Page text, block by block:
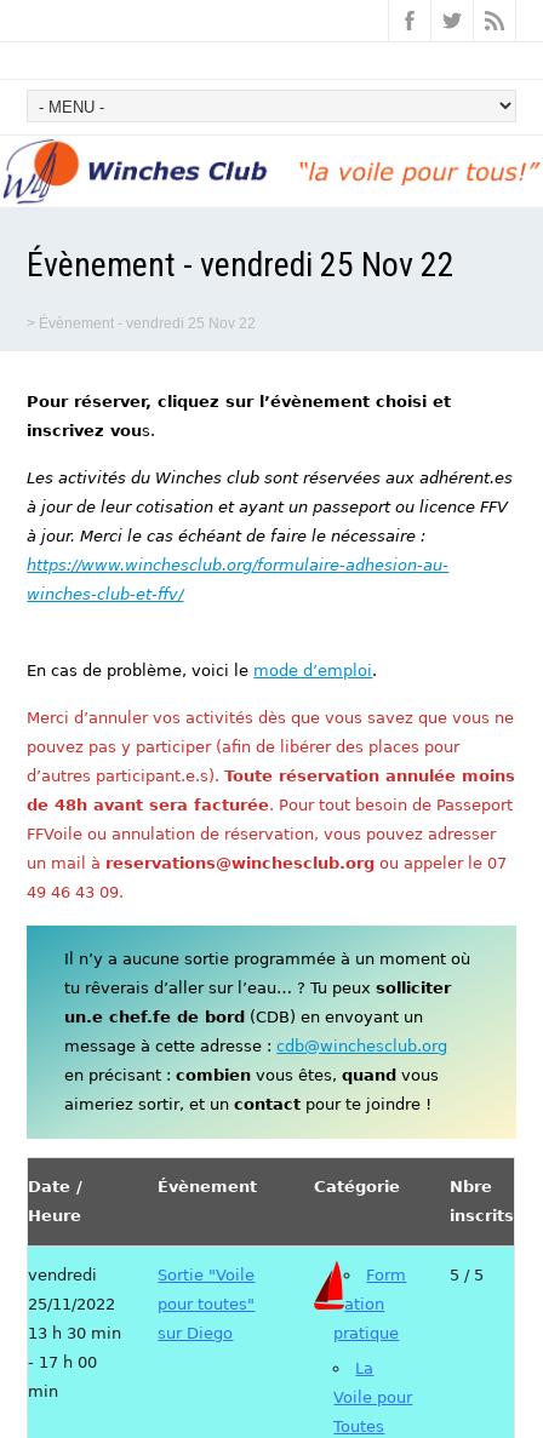
Évènement - vendredi 25 Nov 22
> Évènement - vendredi 25 Nov 22
Pour réserver, cliquez sur l’évènement choisi et
inscrivez vous.
Les activités du Winches club sont réservées aux adhérent.es
à jour de leur cotisation et ayant un passeport ou licence FFV
à jour. Merci le cas échéant de faire le nécessaire :
https://www.winchesclub.org/formulaire-adhesion-au-
winches-club-et-ffv/
En cas de problème, voici le mode d’emploi.
Merci d’annuler vos activités dès que vous savez que vous ne
pouvez pas y participer (afin de libérer des places pour
d’autres participant.e.s).Toute réservation annulée moins
de 48h avant sera facturée. Pour tout besoin de Passeport
FFVoile ou annulation de réservation, vous pouvez adresser
un mail à reservations@winchesclub.org ou appeler le 07
49 46 43 09.
Il n’y a aucune sortie programmée à un moment où
tu rêverais d’aller sur l’eau… ? Tu peuxsolliciter
un.e chef.fe de bord (CDB) en envoyant un
message à cette adresse :cdb@winchesclub.org
en précisant :combien vous êtes,quand vous
aimeriez sortir, et uncontact pour te joindre !
Date /
Heure
Évènement Catégorie
Nbre
inscrits
vendredi
25/11/2022
13 h 30 min
- 17 h 00
min
Sortie "Voile
pour toutes"
sur Diego
Form
ation
pratique
La
Voile pour
Toutes
5 / 5